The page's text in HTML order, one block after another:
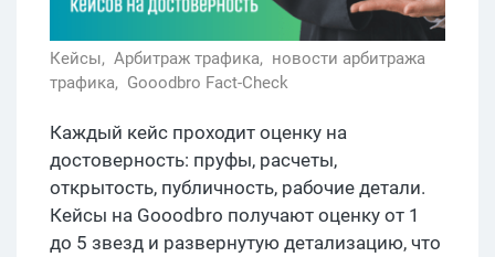
Кейсы, Арбитраж трафика, новости арбитража
трафика, Gooodbro Fact-Check
Каждый кейс проходит оценку на
достоверность: пруфы, расчеты,
открытость, публичность, рабочие детали.
Кейсы на Gooodbro получают оценку от 1
до 5 звезд и развернутую детализацию, что